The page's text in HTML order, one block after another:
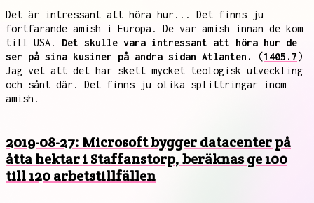
Det är intressant att höra hur... Det finns ju
fortfarande amish i Europa. De var amish innan de kom
till USA. Det skulle vara intressant att höra hur de
ser på sina kusiner på andra sidan Atlanten.
(1405.7)
Jag vet att det har skett mycket teologisk utveckling
och sånt där. Det finns ju olika splittringar inom
amish.
2019-08-27: Microsoft bygger datacenter på
åtta hektar i Staffanstorp, beräknas ge 100
till 120 arbetstillfällen